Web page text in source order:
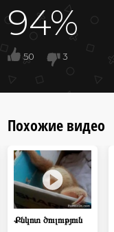
94%
50 3
Похожие видео
Քնկոտ ծուլություն